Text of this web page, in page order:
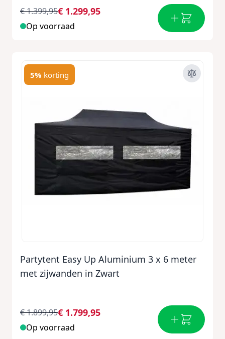
€ 1.299,95
€ 1.399,95
Op voorraad
5% korting
Partytent Easy Up Aluminium 3 x 6 meter
met zijwanden in Zwart
€ 1.799,95
€ 1.899,95
Op voorraad